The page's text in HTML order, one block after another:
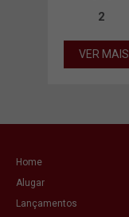
2
VER MAIS
Home
Alugar
Lançamentos